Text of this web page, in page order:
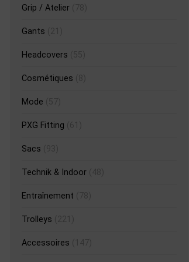
Grip / Atelier
Gants
Headcovers
Cosmétiques
Mode
PXG Fitting
Sacs
Technik & Indoor
Entraînement
Trolleys
Accessoires